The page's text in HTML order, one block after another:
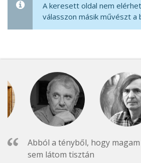
A keresett oldal nem
válasszon másik művészt a
Abból a tényből, hogy magam
sem látom tisztán